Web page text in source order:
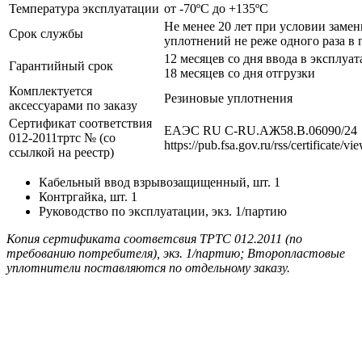
Температура эксплуатации от -70ºС до +135ºС
Срок службы
Не менее 20 лет при условии
уплотнений не реже одного раза в
Гарантийный срок
12 месяцев со дня ввода в
18 месяцев со дня отгрузки
Комплектуется
аксессуарами по заказу
Резиновые уплотнения
Сертификат соответствия
012-2011тртс № (со
ссылкой на реестр)
ЕАЭС RU С-RU.АЖ58.В.06090/24
https://pub.fsa.gov.ru/rss/certificate/
Кабельный ввод взрывозащищенный, шт. 1
Контргайка, шт. 1
Руководство по эксплуатации, экз. 1/партию
Копия сертификата соответсвия ТРТС 012.2011 (по
требованию потребителя), экз. 1/партию; Второпластовые
уплотнители поставляются по отдельному заказу.